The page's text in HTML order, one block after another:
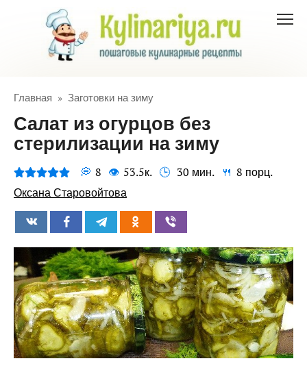
Главная » Заготовки на зиму
Салат из огурцов без
стерилизации на зиму
8 53.5к. 30 мин.
8 порц.
Оксана Старовойтова